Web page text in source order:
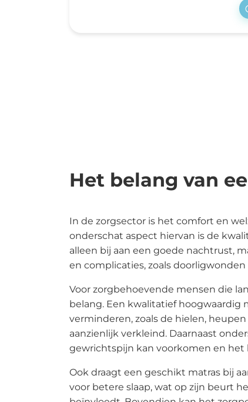
Het belang van
In de zorgsector is het comfort en
onderschat aspect hiervan is de
alleen bij aan een goede nachtrust,
en complicaties, zoals
Voor zorgbehoevende mensen die
belang. Een kwalitatief hoogwaardig
verminderen, zoals de hielen,
aanzienlijk verkleind. Daarnaast
gewrichtspijn kan voorkomen en het
Ook draagt een geschikt matras bij
voor betere slaap, wat op zijn beurt